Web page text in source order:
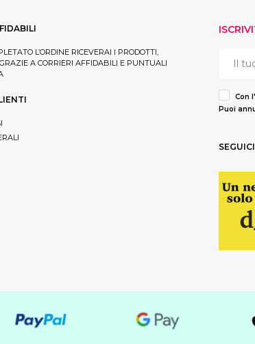
L’ORDINE RICEVERAI I PRODOTTI,
A CORRIERI AFFIDABILI E PUNTUALI
Con
Puoi